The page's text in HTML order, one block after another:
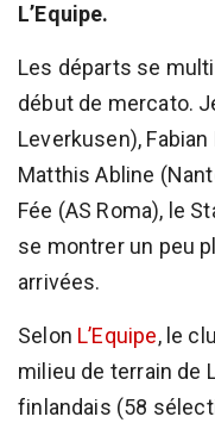
L’Equipe.
Les départs se
début de mercato.
Leverkusen),
Matthis Abline
Fée (AS Roma), le
se montrer un peu
arrivées.
Selon L’Equipe, le
milieu de terrain de
finlandais (58